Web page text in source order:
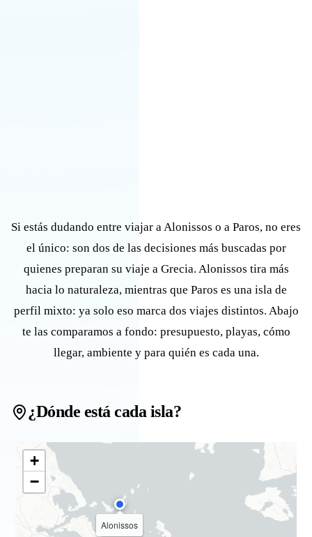
Si estás dudando entre viajar a Alonissos o a Paros, no eres
el único: son dos de las decisiones más buscadas por
quienes preparan su viaje a Grecia. Alonissos tira más
hacia lo naturaleza, mientras que Paros es una isla de
perfil mixto: ya solo eso marca dos viajes distintos. Abajo
te las comparamos a fondo: presupuesto, playas, cómo
llegar, ambiente y para quién es cada una.
¿Dónde está cada isla?
Alonissos
+
−